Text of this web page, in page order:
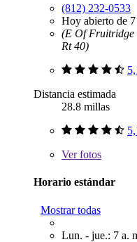
(812) 232-0533
Hoy abierto de
(E Of Fruitridge
Rt 40)
Distancia estimada
28.8 millas
Verfotos
Horario estándar
Mostrar todas
Lun. - jue.: 7 a.